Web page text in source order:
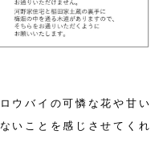
ウバイの可憐な花や甘い
いことを感じさせてくれ